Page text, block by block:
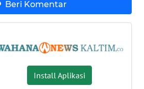
Beri Komentar
Install Aplikasi